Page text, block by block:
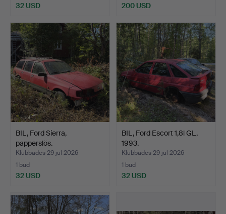
32 USD 200 USD
BIL, Ford Sierra,
papperslös.
Klubbades 29 jul 2026
1 bud
32 USD
BIL, Ford Escort 1,8l GL,
1993.
Klubbades 29 jul 2026
1 bud
32 USD